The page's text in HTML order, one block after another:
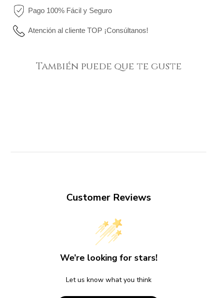
Pago 100% Fácil y Seguro
Atención al cliente TOP ¡Consúltanos!
También puede que te guste
Customer Reviews
We’re looking for stars!
Let us know what you think